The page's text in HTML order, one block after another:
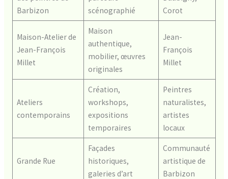
Barbizon
scénographié
Corot
Maison-Atelier de
Jean-François
Millet
Maison
authentique,
mobilier, œuvres
originales
Jean-
François
Millet
Ateliers
contemporains
Création,
workshops,
expositions
temporaires
Peintres
naturalistes,
artistes
locaux
Grande Rue
Façades
historiques,
galeries d’art
Communauté
artistique de
Barbizon